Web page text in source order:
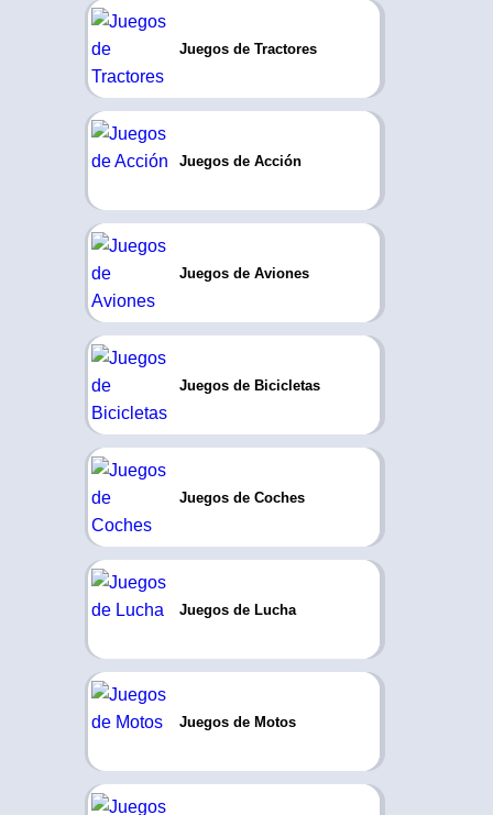
Juegos de Tractores
Juegos de Acción
Juegos de Aviones
Juegos de Bicicletas
Juegos de Coches
Juegos de Lucha
Juegos de Motos